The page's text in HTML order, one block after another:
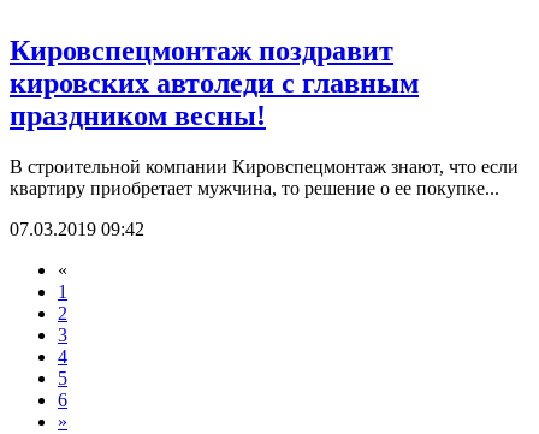
Кировспецмонтаж поздравит
кировских автоледи с главным
праздником весны!
В строительной компании Кировспецмонтаж знают, что если
квартиру приобретает мужчина, то решение о ее покупке...
07.03.2019 09:42
«
1
2
3
4
5
6
»